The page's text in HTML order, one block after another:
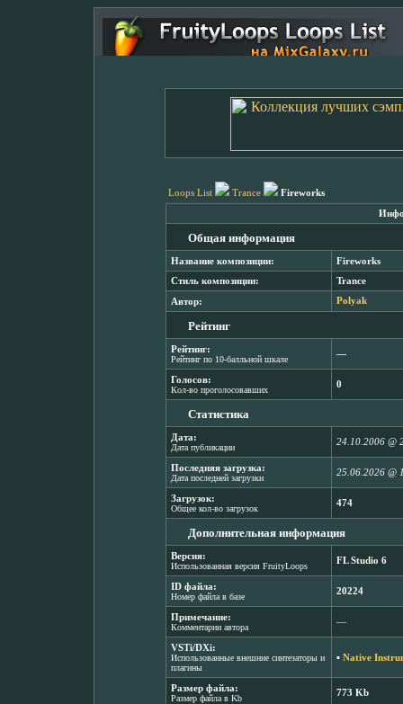
Loops List Trance Fireworks
Общая информация
Название композиции: Fireworks
Стиль композиции: Trance
Автор: Polyak
Рейтинг
Рейтинг:
Рейтинг по 10-балльной шкале
―
Голосов:
Кол-во проголосовавших
0
Статистика
Дата:
Дата публикации
24.10.2006 @
Последняя загрузка:
Дата последней загрузки
25.06.2026 @
Загрузок:
Общее кол-во загрузок
474
Дополнительная информация
Версия:
Использованная версия FruityLoops
FL Studio 6
ID файла:
Номер файла в базе
20224
Примечание:
Комментарии автора
―
VSTi/DXi:
Использованные внешние синтезаторы и
плагины
▪ Native
Размер файла:
Размер файла в Kb
773 Kb